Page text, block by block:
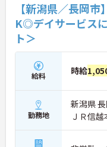
【新潟県／長岡
K◎デイサービス
ト＞
給料 時給
勤務地
新潟県
ＪＲ信